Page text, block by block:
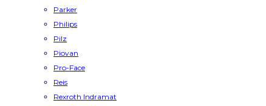
Parker
Philips
Pilz
Piovan
Pro-Face
Reis
Rexroth Indramat